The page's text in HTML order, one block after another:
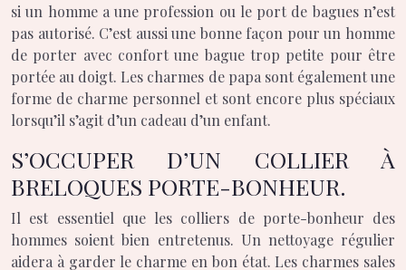
si un homme a une profession ou le port de bagues n’est
pas autorisé. C’est aussi une bonne façon pour un homme
de porter avec confort une bague trop petite pour être
portée au doigt. Les charmes de papa sont également une
forme de charme personnel et sont encore plus spéciaux
lorsqu’il s’agit d’un cadeau d’un enfant.
S’OCCUPER D’UN COLLIER À
BRELOQUES PORTE-BONHEUR.
Il est essentiel que les colliers de porte-bonheur des
hommes soient bien entretenus. Un nettoyage régulier
aidera à garder le charme en bon état. Les charmes sales